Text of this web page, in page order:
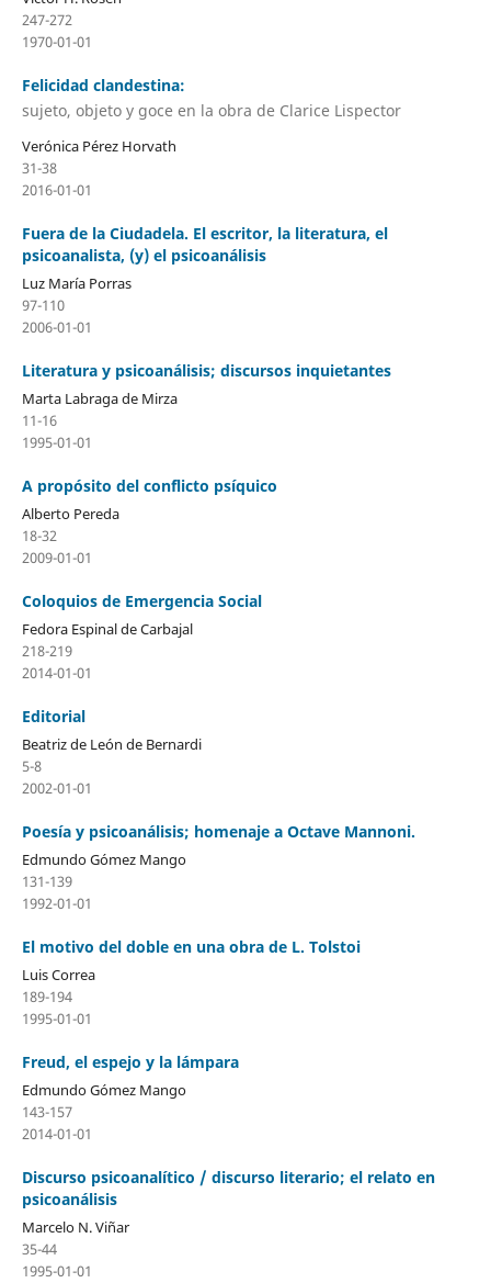
247-272
1970-01-01
Felicidad clandestina:
sujeto, objeto y goce en la obra de Clarice Lispector
Verónica Pérez Horvath
31-38
2016-01-01
Fuera de la Ciudadela. El escritor, la literatura, el
psicoanalista, (y) el psicoanálisis
Luz María Porras
97-110
2006-01-01
Literatura y psicoanálisis; discursos inquietantes
Marta Labraga de Mirza
11-16
1995-01-01
A propósito del conflicto psíquico
Alberto Pereda
18-32
2009-01-01
Coloquios de Emergencia Social
Fedora Espinal de Carbajal
218-219
2014-01-01
Editorial
Beatriz de León de Bernardi
5-8
2002-01-01
Poesía y psicoanálisis; homenaje a Octave Mannoni.
Edmundo Gómez Mango
131-139
1992-01-01
El motivo del doble en una obra de L. Tolstoi
Luis Correa
189-194
1995-01-01
Freud, el espejo y la lámpara
Edmundo Gómez Mango
143-157
2014-01-01
Discurso psicoanalítico / discurso literario; el relato en
psicoanálisis
Marcelo N. Viñar
35-44
1995-01-01